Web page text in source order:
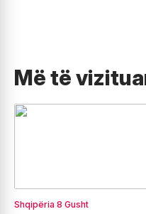
Më të
Shqipëria 8 Gusht